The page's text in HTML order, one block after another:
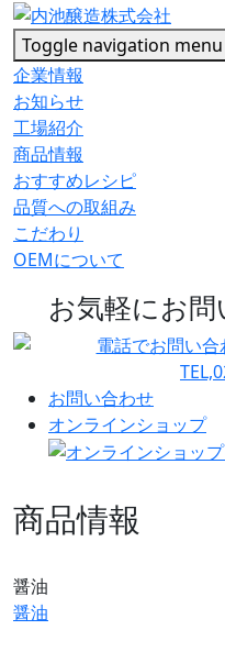
Toggle navigation menu
企業情報
お知らせ
工場紹介
商品情報
おすすめレシピ
品質への取組み
こだわり
OEMについて
お気軽にお
お問い合わせ
オンラインショップ
商品情報
醤油
醤油